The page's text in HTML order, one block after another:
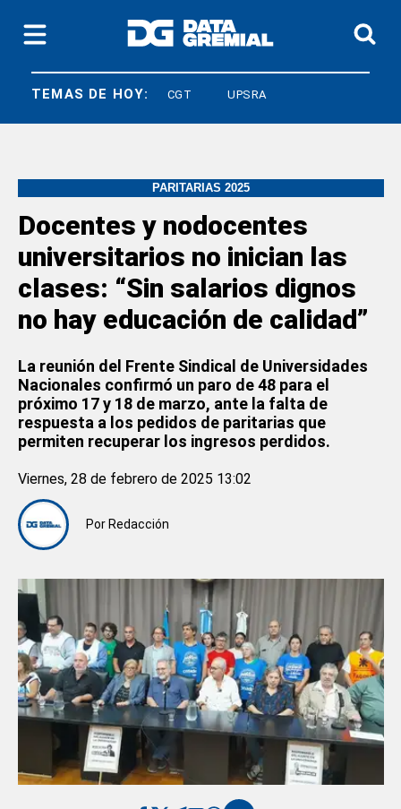
TEMAS DE HOY:
LEY BASES CGT UPSRA
PARITARIAS 2025
Docentes y nodocentes
universitarios no inician las
clases: “Sin salarios dignos
no hay educación de calidad”
La reunión del Frente Sindical de Universidades
Nacionales confirmó un paro de 48 para el
próximo 17 y 18 de marzo, ante la falta de
respuesta a los pedidos de paritarias que
permiten recuperar los ingresos perdidos.
Por Redacción
Viernes, 28 de febrero de 2025 13:02